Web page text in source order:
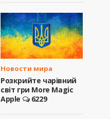
Новости мира
Розкрийте чарівний
світ гри More Magic
Apple
6229